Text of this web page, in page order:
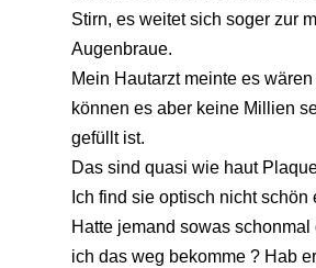
Stirn, es weitet sich soger zur
Augenbraue.
Mein Hautarzt meinte es
können es aber keine Millien
gefüllt ist.
Das sind quasi wie haut
Ich find sie optisch nicht schön
Hatte jemand sowas
ich das weg bekomme ? Hab